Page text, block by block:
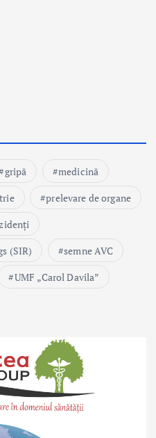
gripă
medicină
prelevare de organe
(SIR)
semne AVC
UMF „Carol Davila”